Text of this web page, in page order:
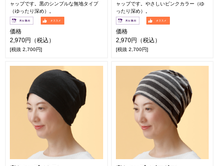
ャップです。黒のシンプルな無地タイプ
（ゆったり深め）。
価格
2,970円（税込）
[税抜 2,700円]
ャップです。やさしいピンクカラー（ゆ
ったり深め）。
価格
2,970円（税込）
[税抜 2,700円]